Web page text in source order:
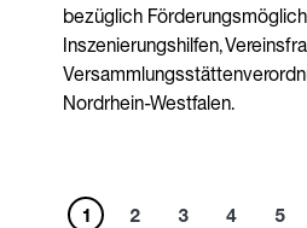
bezüglich
Inszenierungshilfen,
Nordrhein-Westfalen.
1 2 3 4 5